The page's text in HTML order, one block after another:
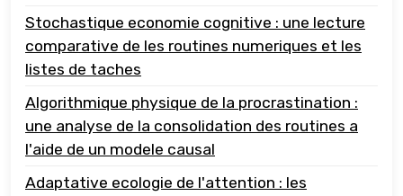
Stochastique economie cognitive : une lecture
comparative de les routines numeriques et les
listes de taches
Algorithmique physique de la procrastination :
une analyse de la consolidation des routines a
l'aide de un modele causal
Adaptative ecologie de l'attention : les